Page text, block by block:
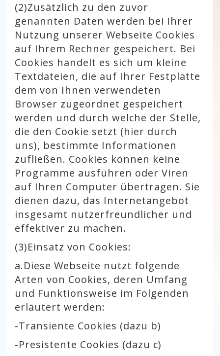
(2)Zusätzlich zu den zuvor
genannten Daten werden bei Ihrer
Nutzung unserer Webseite Cookies
auf Ihrem Rechner gespeichert. Bei
Cookies handelt es sich um kleine
Textdateien, die auf Ihrer Festplatte
dem von Ihnen verwendeten
Browser zugeordnet gespeichert
werden und durch welche der Stelle,
die den Cookie setzt (hier durch
uns), bestimmte Informationen
zufließen. Cookies können keine
Programme ausführen oder Viren
auf Ihren Computer übertragen. Sie
dienen dazu, das Internetangebot
insgesamt nutzerfreundlicher und
effektiver zu machen.
(3)Einsatz von Cookies:
a.Diese Webseite nutzt folgende
Arten von Cookies, deren Umfang
und Funktionsweise im Folgenden
erläutert werden:
-Transiente Cookies (dazu b)
-Presistente Cookies (dazu c)